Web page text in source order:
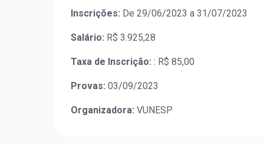
Inscrições: De 29/06/2023 a 31/07/2023
Salário: R$ 3.925,28
Taxa de Inscrição: : R$ 85,00
Provas: 03/09/2023
Organizadora: VUNESP